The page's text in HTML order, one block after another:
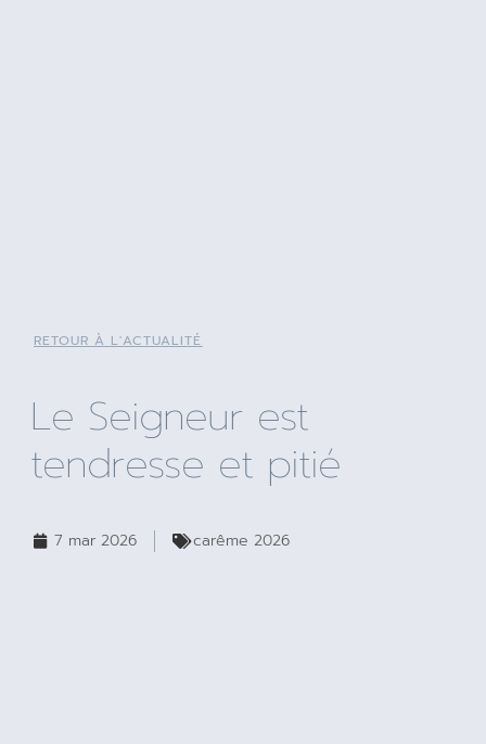
RETOUR À L'ACTUALITÉ
Le Seigneur est
tendresse et pitié
7 mar 2026 carême 2026